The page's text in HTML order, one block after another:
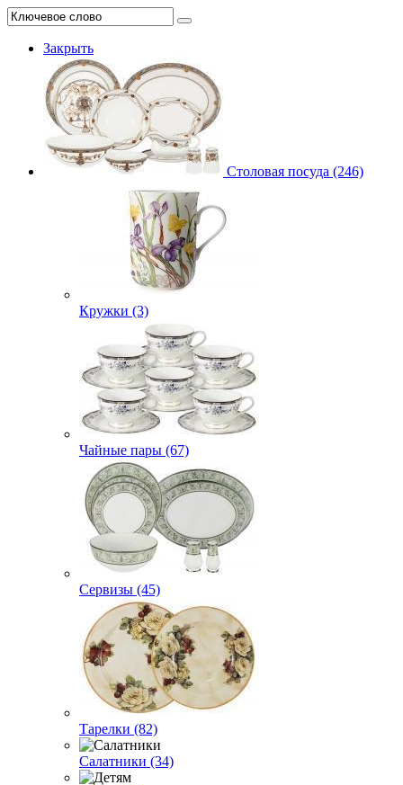
Закрыть
Столовая посуда (246)
Кружки (3)
Чайные пары (67)
Сервизы (45)
Тарелки (82)
Салатники (34)